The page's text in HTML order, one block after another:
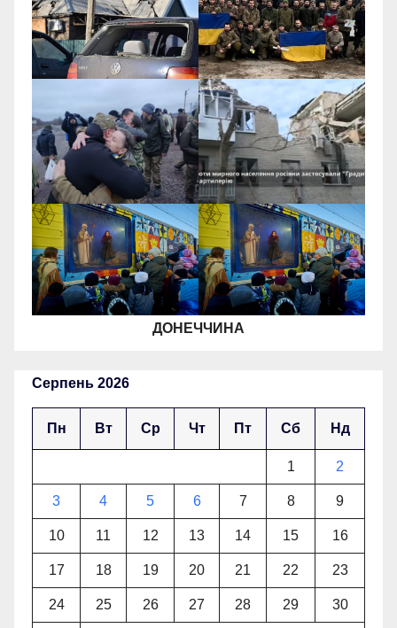
ДОНЕЧЧИНА
Серпень 2026
Пн Вт Ср Чт Пт Сб Нд
1 2
3 4 5 6 7 8 9
10 11 12 13 14 15 16
17 18 19 20 21 22 23
24 25 26 27 28 29 30